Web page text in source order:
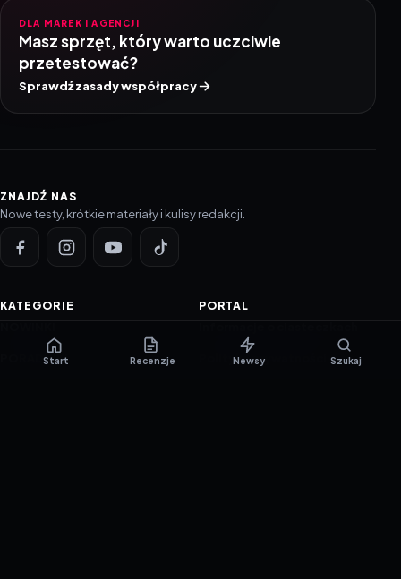
DLA MAREK I AGENCJI
Masz sprzęt, który warto uczciwie
przetestować?
Sprawdź zasady współpracy
ZNAJDŹ NAS
Nowe testy, krótkie materiały i kulisy redakcji.
KATEGORIE
PORADNIKI
PORTAL
Polityka prywatności
Start Recenzje Newsy Szukaj